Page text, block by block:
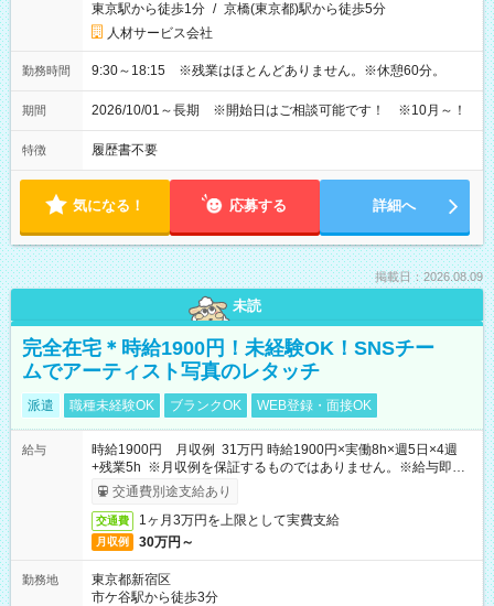
東京駅から徒歩1分 / 京橋(東京都)駅から徒歩5分
人材サービス会社
勤務時間 9:30～18:15 ※残業はほとんどありません。※休憩60分。
期間 2026/10/01～長期 ※開始日はご相談可能です！ ※10月～！
特徴 履歴書不要
気になる！ 応募する 詳細へ
掲載日：2026.08.09
未読
完全在宅＊時給1900円！未経験OK！SNSチー
ムでアーティスト写真のレタッチ
派遣 職種未経験OK ブランクOK WEB登録・面接OK
給与
時給1900円 月収例 31万円 時給1900円×実働8h×週5日×4週
+残業5h ※月収例を保証するものではありません。※給与即受
取りサービス利用可（利用条件有）
交通費別途支給あり
交通費 1ヶ月3万円を上限として実費支給
月収例 30万円～
勤務地
東京都新宿区
市ケ谷駅から徒歩3分